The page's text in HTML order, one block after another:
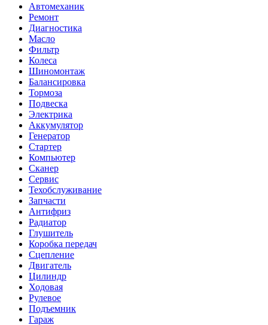
Автомеханик
Ремонт
Диагностика
Масло
Фильтр
Колеса
Шиномонтаж
Балансировка
Тормоза
Подвеска
Электрика
Аккумулятор
Генератор
Стартер
Компьютер
Сканер
Сервис
Техобслуживание
Запчасти
Антифриз
Радиатор
Глушитель
Коробка передач
Сцепление
Двигатель
Цилиндр
Ходовая
Рулевое
Подъемник
Гараж